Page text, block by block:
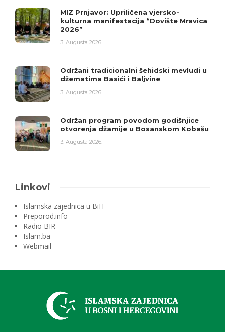
MIZ Prnjavor: Upriličena vjersko-
kulturna manifestacija “Dovište Mravica
2026”
3. Augusta 2026.
Održani tradicionalni šehidski mevludi u
džematima Basići i Baljvine
3. Augusta 2026.
Održan program povodom godišnjice
otvorenja džamije u Bosanskom Kobašu
3. Augusta 2026.
Linkovi
Islamska zajednica u BiH
Preporod.info
Radio BIR
Islam.ba
Webmail